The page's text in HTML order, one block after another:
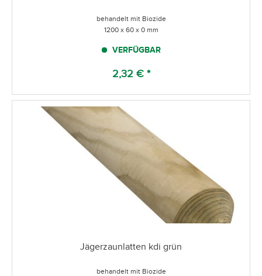
behandelt mit Biozide
1200 x 60 x 0 mm
VERFÜGBAR
2,32 € *
Jägerzaunlatten kdi grün
behandelt mit Biozide